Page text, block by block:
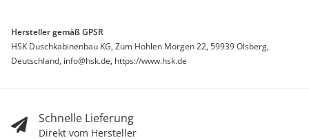
Hersteller gemäß GPSR
HSK Duschkabinenbau KG, Zum Hohlen Morgen 22, 59939 Olsberg,
Deutschland, info@hsk.de, https://www.hsk.de
Schnelle Lieferung
Direkt vom Hersteller